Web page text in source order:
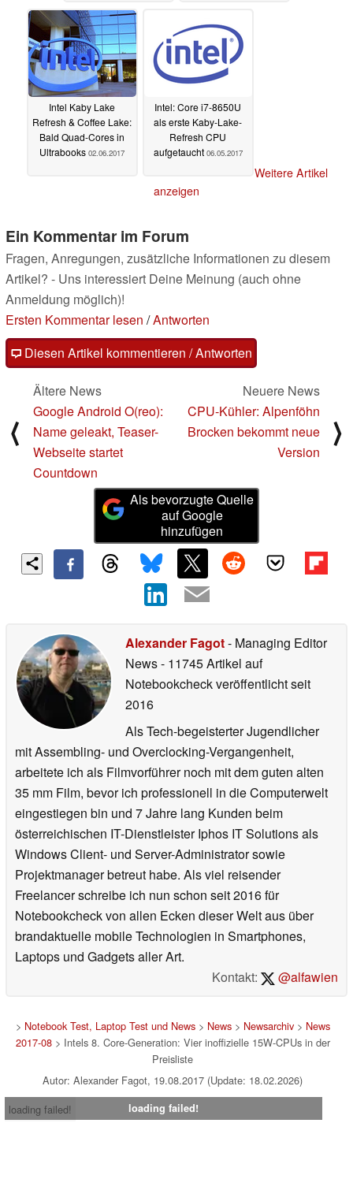
Intel Kaby Lake
Refresh & Coffee Lake:
Bald Quad-Cores in
Ultrabooks 02.06.2017
Intel: Core i7-8650U
als erste Kaby-Lake-
Refresh CPU
aufgetaucht 06.05.2017
Weitere Artikel
anzeigen
Ein Kommentar im Forum
Fragen, Anregungen, zusätzliche Informationen zu diesem
Artikel? - Uns interessiert Deine Meinung (auch ohne
Anmeldung möglich)!
Ersten Kommentar lesen /Antworten
Diesen Artikel kommentieren / Antworten
⟨
Ältere News
Google Android O(reo):
Name geleakt, Teaser-
Webseite startet
Countdown
Neuere News
CPU-Kühler: Alpenföhn
Brocken bekommt neue
Version
⟩
Als bevorzugte Quelle
auf Google
hinzufügen
Alexander Fagot- Managing Editor
News- 11745 Artikel auf
Notebookcheck veröffentlichtseit
2016
Als Tech-begeisterter Jugendlicher
mit Assembling- und Overclocking-Vergangenheit,
arbeitete ich als Filmvorführer noch mit dem guten alten
35 mm Film, bevor ich professionell in die Computerwelt
eingestiegen bin und 7 Jahre lang Kunden beim
österreichischen IT-Dienstleister Iphos IT Solutions als
Windows Client- und Server-Administrator sowie
Projektmanager betreut habe. Als viel reisender
Freelancer schreibe ich nun schon seit 2016 für
Notebookcheck von allen Ecken dieser Welt aus über
brandaktuelle mobile Technologien in Smartphones,
Laptops und Gadgets aller Art.
Kontakt:
@alfawien
> Notebook Test, Laptop Test und News> News> Newsarchiv> News
2017-08> Intels 8. Core-Generation: Vier inoffizielle 15W-CPUs in der
Preisliste
Autor: Alexander Fagot, 19.08.2017 (Update: 18.02.2026)
loading failed!
loading failed!